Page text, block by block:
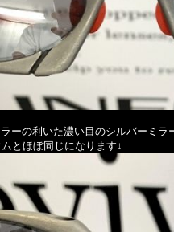
ーの利いた濃い目のシルバーミラ
とほぼ同じになります↓